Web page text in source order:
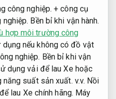
công nghiệp. + công cụ
nghiệp. Bền bỉ khi vận hành.
hợp môi trường công
nếu không có đồ vật
nghiệp. Bền bỉ khi vận
dụng vải để lau Xe hoặc
năng suất sản xuất. v.v. Nồi
để lau Xe chính hãng. Máy